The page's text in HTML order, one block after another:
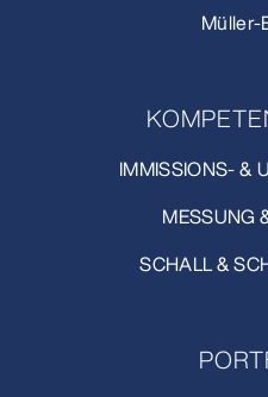
Müller-
IMMISSIONS- &
MESSUNG
SCHALL &